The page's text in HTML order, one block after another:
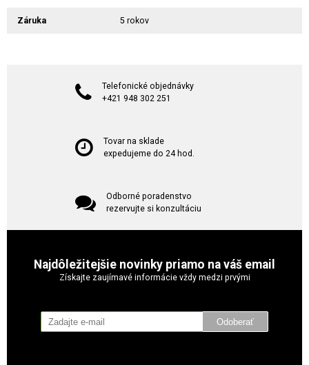
Záruka 5 rokov
Telefonické objednávky
+421 948 302 251
Tovar na sklade
expedujeme do 24 hod.
Odborné poradenstvo
rezervujte si konzultáciu
Najdôležitejšie novinky priamo na váš email
Získajte zaujímavé informácie vždy medzi prvými
Odoberať